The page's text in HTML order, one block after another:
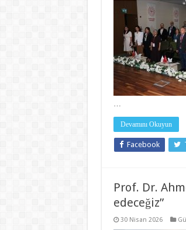
Devamını Okuyun
Facebook
Prof. Dr.
edeceğiz”
30 Nisan 2026